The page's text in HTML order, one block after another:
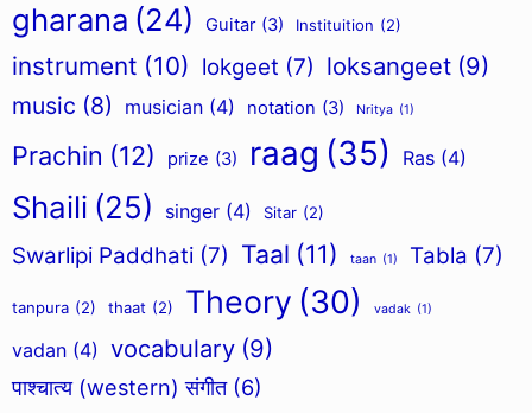
gharana (24) Guitar (3) Instituition (2)
instrument (10) lokgeet (7) loksangeet (9)
music (8) musician (4) notation (3) Nritya (1)
Prachin (12) prize (3) raag (35) Ras (4)
Shaili (25) singer (4) Sitar (2)
Swarlipi Paddhati (7) Taal (11) taan (1) Tabla (7)
tanpura (2) thaat (2) Theory (30) vadak (1)
vadan (4) vocabulary (9)
पाश्चात्य (western) संगीत (6)